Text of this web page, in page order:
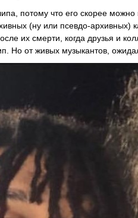
потому что его скорее
(ну или псевдо-
их смерти, когда друзья и
Но от живых музыкантов,